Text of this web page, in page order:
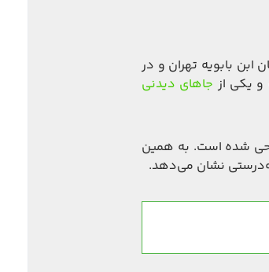
ابن بابویه تهران و در
و یکی از جاهای دیدنی
شده است. به همین
نشان می‌دهد.